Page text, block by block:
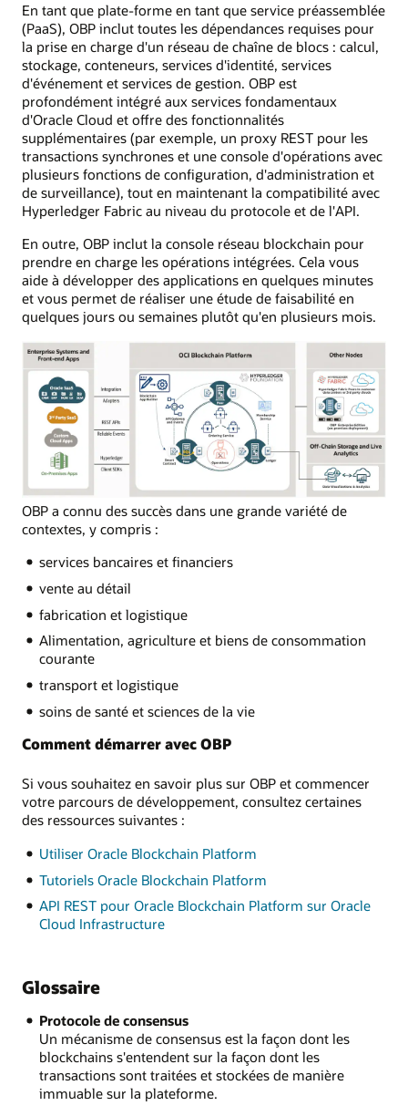
En tant que plate-forme en tant que service préassemblée
(PaaS), OBP inclut toutes les dépendances requises pour
la prise en charge d'un réseau de chaîne de blocs : calcul,
stockage, conteneurs, services d'identité, services
d'événement et services de gestion. OBP est
profondément intégré aux services fondamentaux
d'Oracle Cloud et offre des fonctionnalités
supplémentaires (par exemple, un proxy REST pour les
transactions synchrones et une console d'opérations avec
plusieurs fonctions de configuration, d'administration et
de surveillance), tout en maintenant la compatibilité avec
Hyperledger Fabric au niveau du protocole et de l'API.
En outre, OBP inclut la console réseau blockchain pour
prendre en charge les opérations intégrées. Cela vous
aide à développer des applications en quelques minutes
et vous permet de réaliser une étude de faisabilité en
quelques jours ou semaines plutôt qu'en plusieurs mois.
OBP a connu des succès dans une grande variété de
contextes, y compris :
services bancaires et financiers
vente au détail
fabrication et logistique
Alimentation, agriculture et biens de consommation
courante
transport et logistique
soins de santé et sciences de la vie
Comment démarrer avec OBP
Si vous souhaitez en savoir plus sur OBP et commencer
votre parcours de développement, consultez certaines
des ressources suivantes :
Utiliser Oracle Blockchain Platform
Tutoriels Oracle Blockchain Platform
API REST pour Oracle Blockchain Platform sur Oracle
Cloud Infrastructure
Glossaire
Protocole de consensus
Un mécanisme de consensus est la façon dont les
blockchains s'entendent sur la façon dont les
transactions sont traitées et stockées de manière
immuable sur la plateforme.